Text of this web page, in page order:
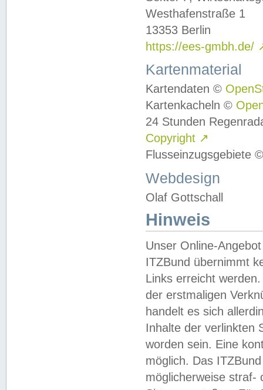
Westhafenstraße 1
13353 Berlin
https://ees-gmbh.de/
Kartenmaterial
Kartendaten ©
Kartenkacheln ©
24 Stunden
Copyright ↗
Flusseinzugsgebiete
Webdesign
Olaf Gottschall
Hinweis
Unser Online-
ITZBund übernimmt
Links erreicht
der erstmaligen
handelt es sich
Inhalte der verlinkten
worden sein. Eine
möglich. Das
möglicherweise straf-